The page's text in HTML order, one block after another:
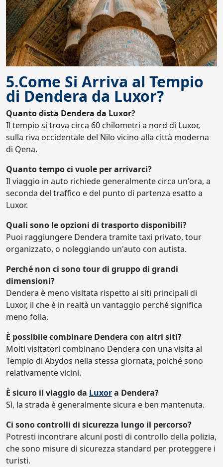
5.Come Si Arriva al Tempio
di Dendera da Luxor?
Quanto dista Dendera da Luxor?
Il tempio si trova circa 60 chilometri a nord di Luxor,
sulla riva occidentale del Nilo vicino alla città moderna
di Qena.
Quanto tempo ci vuole per arrivarci?
Il viaggio in auto richiede generalmente circa un'ora, a
seconda del traffico e del punto di partenza esatto a
Luxor.
Quali sono le opzioni di trasporto disponibili?
Puoi raggiungere Dendera tramite taxi privato, tour
organizzato, o noleggiando un'auto con autista.
Perché non ci sono tour di gruppo di grandi
dimensioni?
Dendera è meno visitata rispetto ai siti principali di
Luxor, il che è in realtà un vantaggio perché significa
meno folla.
È possibile combinare Dendera con altri siti?
Molti visitatori combinano Dendera con una visita al
Tempio di Abydos nella stessa giornata, poiché sono
relativamente vicini.
È sicuro il viaggio da Luxora Dendera?
Sì, la strada è generalmente sicura e ben mantenuta.
Ci sono controlli di sicurezza lungo il percorso?
Potresti incontrare alcuni posti di controllo della polizia,
che sono misure di sicurezza standard per proteggere i
turisti.